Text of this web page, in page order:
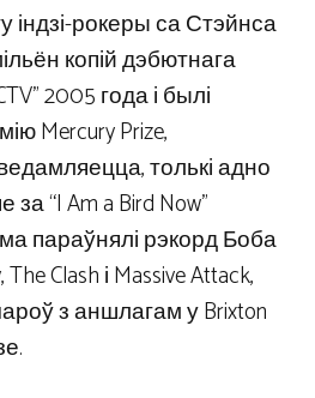
індзі-рокеры са Стэйнса
копій дэбютнага
2005 года і былі
Mercury Prize,
толькі адно
“I Am a Bird Now”
параўнялі рэкорд Боба
Clash і Massive Attack,
з аншлагам у Brixton